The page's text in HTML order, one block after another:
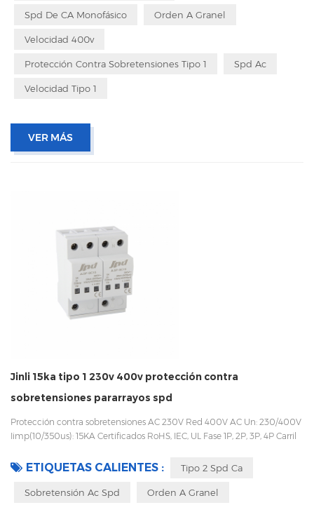
Spd De CA Monofásico Orden A Granel
Velocidad 400v
Protección Contra Sobretensiones Tipo 1 Spd Ac
Velocidad Tipo 1
VER MÁS
Jinli 15ka tipo 1 230v 400v protección contra
sobretensiones pararrayos spd
Protección contra sobretensiones AC 230V Red 400V AC Un: 230/400V
Iimp(10/350us): 15KA Certificados RoHS, IEC, UL Fase 1P, 2P, 3P, 4P Carril
con caja interior para evitar vibraciones durante el transporte
ETIQUETAS CALIENTES : Tipo 2 Spd Ca
Sobretensión Ac Spd Orden A Granel